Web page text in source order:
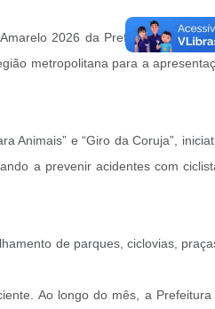
2026 da Prefeitura de
metropolitana para a
Animais” e “Giro da Coruja”,
a prevenir acidentes com
de parques, ciclovias,
Ao longo do mês, a Prefeitura